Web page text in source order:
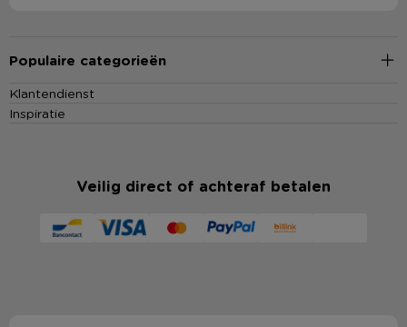
Populaire categorieën
Klantendienst
Inspiratie
Veilig direct of achteraf betalen